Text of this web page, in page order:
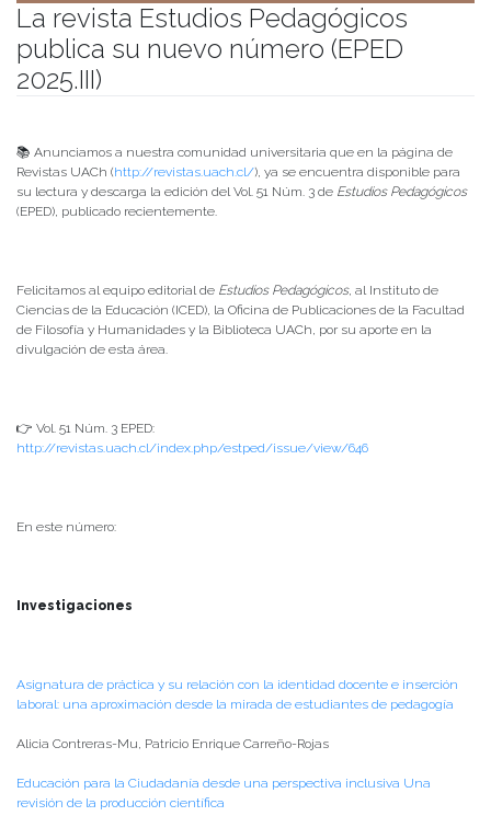
La revista Estudios Pedagógicos
publica su nuevo número (EPED
2025.III)
📚 Anunciamos a nuestra comunidad universitaria que en la página de
Revistas UACh (http://revistas.uach.cl/), ya se encuentra disponible para
su lectura y descarga la edición del Vol. 51 Núm. 3 de Estudios Pedagógicos
(EPED), publicado recientemente.
Felicitamos al equipo editorial de Estudios Pedagógicos, al Instituto de
Ciencias de la Educación (ICED), la Oficina de Publicaciones de la Facultad
de Filosofía y Humanidades y la Biblioteca UACh, por su aporte en la
divulgación de esta área.
👉 Vol. 51 Núm. 3 EPED:
http://revistas.uach.cl/index.php/estped/issue/view/646
En este número:
Investigaciones
Asignatura de práctica y su relación con la identidad docente e inserción
laboral: una aproximación desde la mirada de estudiantes de pedagogía
Alicia Contreras-Mu, Patricio Enrique Carreño-Rojas
Educación para la Ciudadanía desde una perspectiva inclusiva Una
revisión de la producción científica